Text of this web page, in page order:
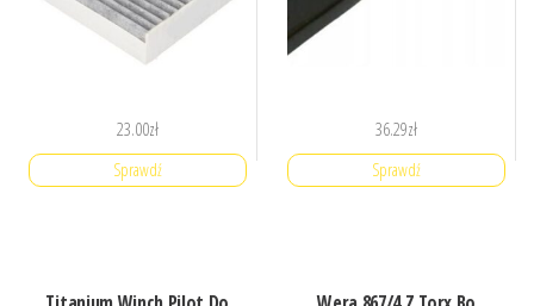
23.00zł
Sprawdź
36.29zł
Sprawdź